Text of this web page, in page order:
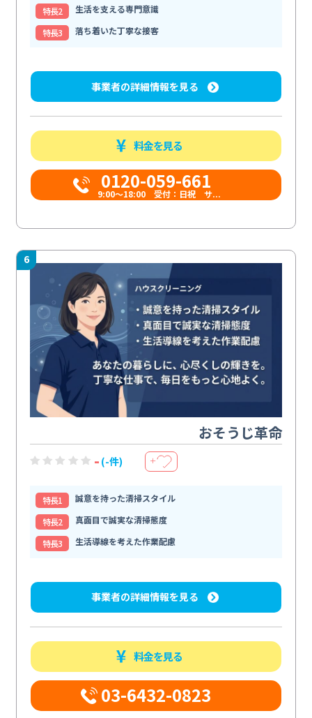
特⻑2
生活を支える専門意識
特⻑3
落ち着いた丁寧な接客
事業者の詳細情報を見る
料金を見る
0120-059-661
9:00〜18:00 受付：日祝 サ...
6
おそうじ革命
- (-件) ＋
特⻑1
誠意を持った清掃スタイル
特⻑2
真面目で誠実な清掃態度
特⻑3
生活導線を考えた作業配慮
事業者の詳細情報を見る
料金を見る
03-6432-0823